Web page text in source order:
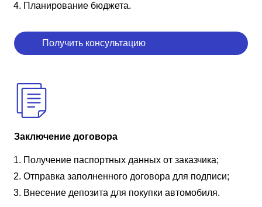
Планирование бюджета.
Получить консультацию
Заключение договора
Получение паспортных данных от заказчика;
Отправка заполненного договора для подписи;
Внесение депозита для покупки автомобиля.